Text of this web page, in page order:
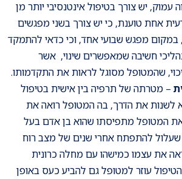
עמוק, יש צורך בטיפול אינטנסיבי יותר מן
אחת טוענת, כי יש צורך בשני מפגשים
במקום מפגש שבועי אחד, וכי כדאי להתמקד
חשיבה שמאפשרים שינוי, אשר
שהמטופל מסוגל לראות את התקדמותו.
– מטרתה של תרפיה בין אישית בטיפול
לשנות את הדרך, בה המטופל רואה את
את המטופל מתפיסתו שהוא בן אדם בעל
שעלול להתפתח אחרי שנים של מצב רוח
את עצמו כמישהו עם מחלה כרונית
עוזר למטופל גם להביע כעס באופן